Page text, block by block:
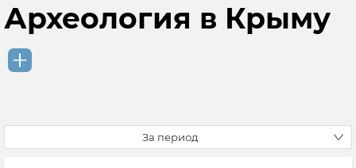
Археология в Крыму
За период